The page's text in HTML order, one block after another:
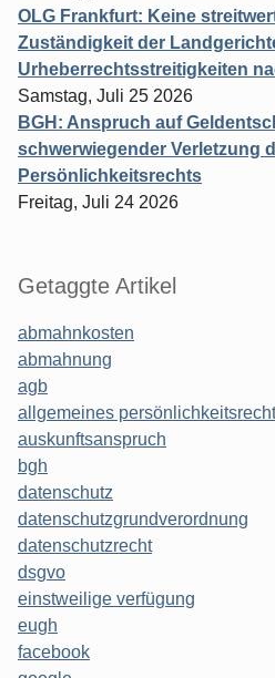
OLG Frankfurt: Keine
Zuständigkeit der
Urheberrechtsstreitigkeiten
Samstag, Juli 25 2026
BGH: Anspruch auf
schwerwiegender Verletzung
Persönlichkeitsrechts
Freitag, Juli 24 2026
Getaggte Artikel
abmahnkosten
abmahnung
agb
allgemeines persönlichkeitsrecht
auskunftsanspruch
bgh
datenschutz
datenschutzgrundverordnung
datenschutzrecht
dsgvo
einstweilige verfügung
eugh
facebook